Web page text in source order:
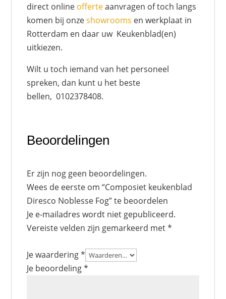
direct online offerteaanvragen of toch langs
komen bij onzeshowrooms en werkplaat in
Rotterdam en daar uw Keukenblad(en)
uitkiezen.
Wilt u toch iemand van het personeel
spreken, dan kunt u het beste
bellen, 0102378408.
Beoordelingen
Er zijn nog geen beoordelingen.
Wees de eerste om “Composiet keukenblad
Diresco Noblesse Fog” te beoordelen
Je e-mailadres wordt niet gepubliceerd.
Vereiste velden zijn gemarkeerd met*
Je waardering*
Je beoordeling*